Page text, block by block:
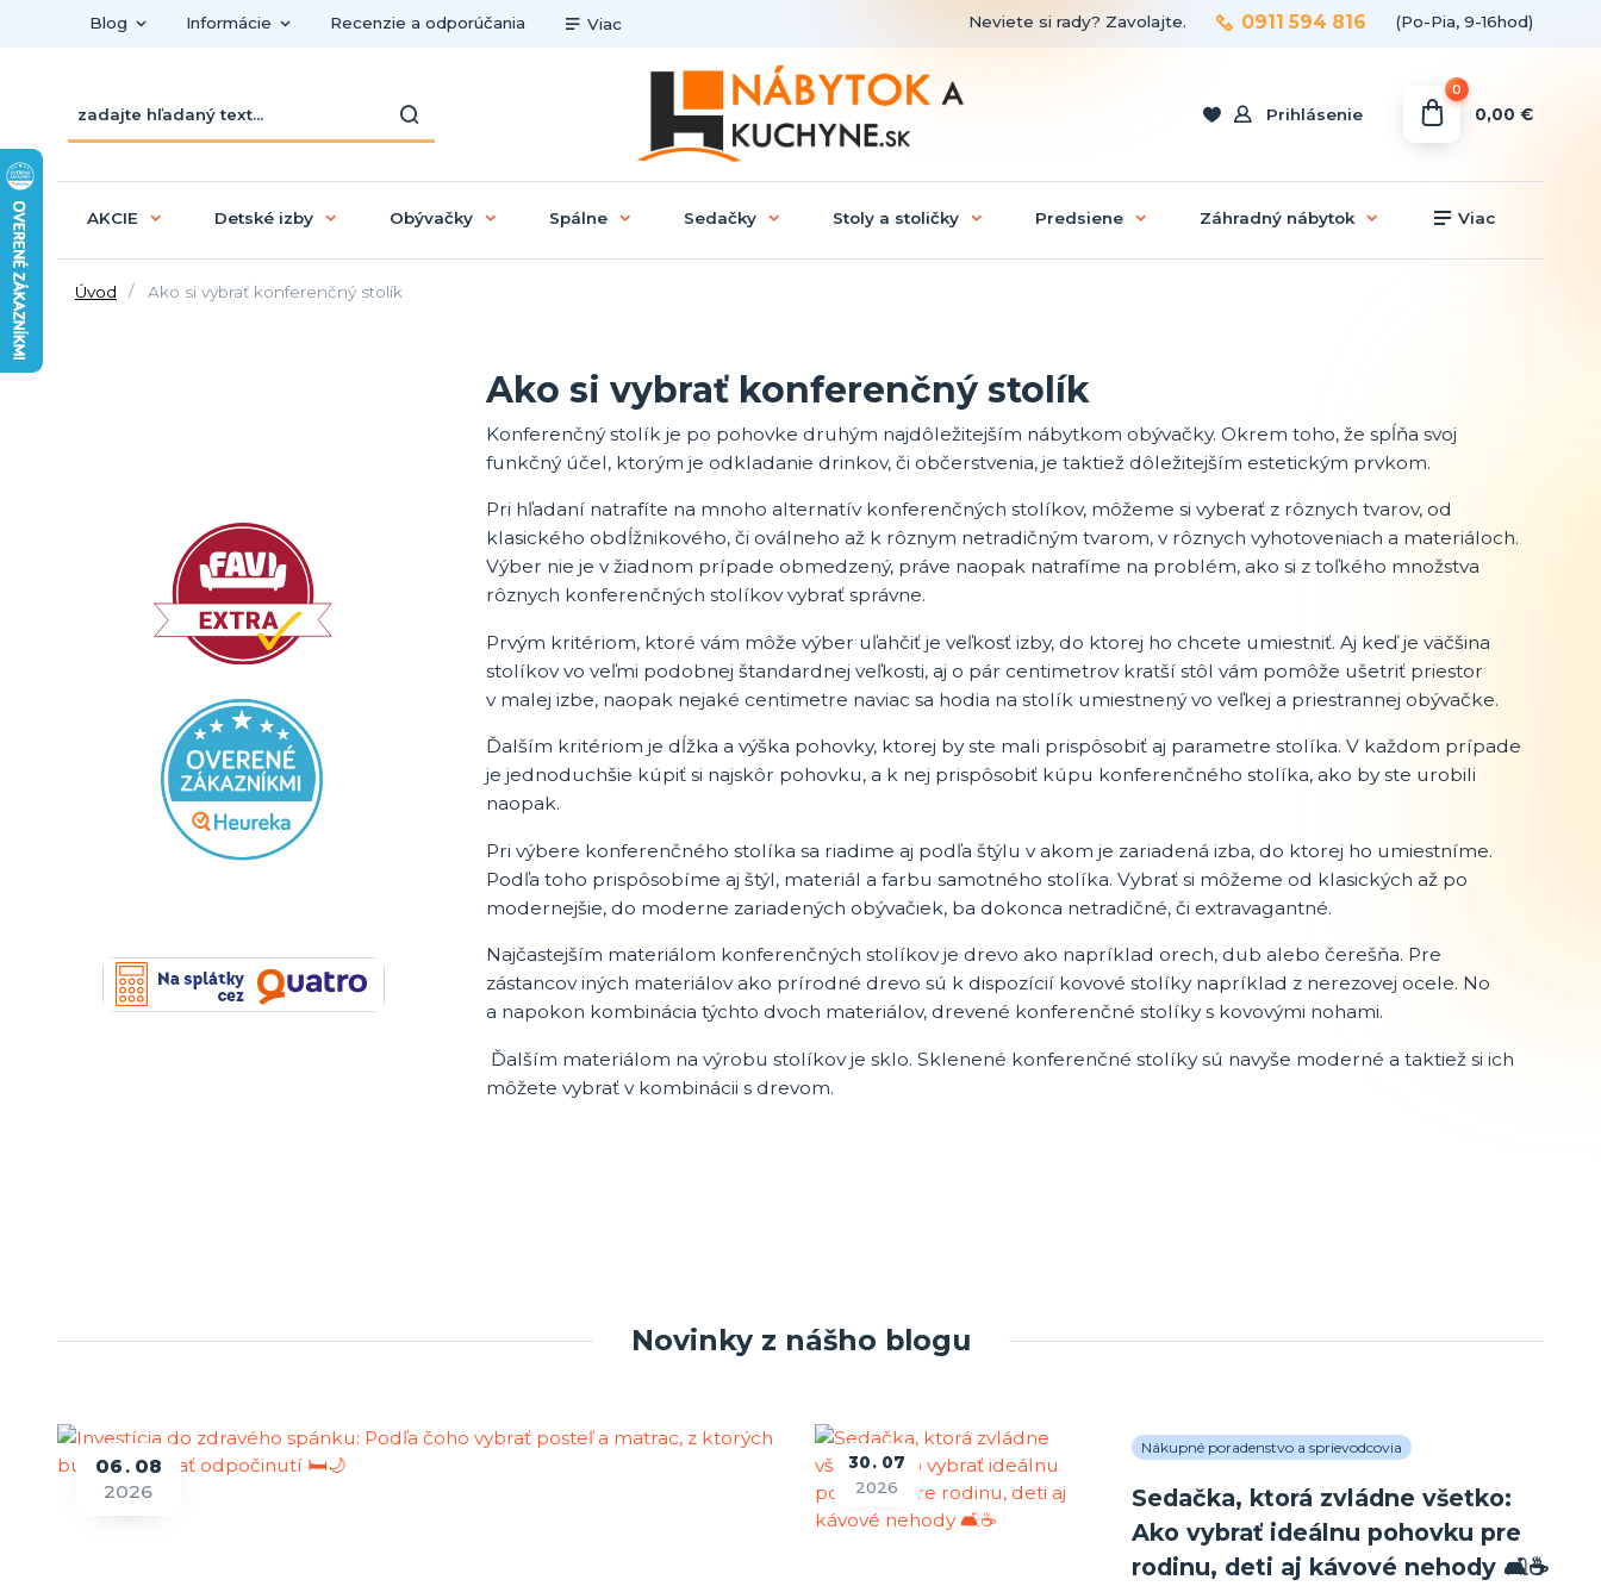
Blog Informácie Recenzie a odporúčania Viac
Prihlásenie
Neviete si rady? Zavolajte. 0911 594 816 (Po-Pia, 9-16hod)
0
0,00 €
AKCIE Detské izby Obývačky Spálne Sedačky Stoly a stoličky Predsiene Záhradný nábytok Viac
Úvod Ako si vybrať konferenčný stolík
Ako si vybrať konferenčný stolík
Konferenčný stolík je po pohovke druhým najdôležitejším nábytkom obývačky. Okrem toho, že spĺňa svoj
funkčný účel, ktorým je odkladanie drinkov, či občerstvenia, je taktiež dôležitejším estetickým prvkom.
Pri hľadaní natrafíte na mnoho alternatív konferenčných stolíkov, môžeme si vyberať z rôznych tvarov, od
klasického obdĺžnikového, či oválneho až k rôznym netradičným tvarom, v rôznych vyhotoveniach a materiáloch.
Výber nie je v žiadnom prípade obmedzený, práve naopak natrafíme na problém, ako si z toľkého množstva
rôznych konferenčných stolíkov vybrať správne.
Prvým kritériom, ktoré vám môže výber uľahčiť je veľkosť izby, do ktorej ho chcete umiestniť. Aj keď je väčšina
stolíkov vo veľmi podobnej štandardnej veľkosti, aj o pár centimetrov kratší stôl vám pomôže ušetriť priestor
v malej izbe, naopak nejaké centimetre naviac sa hodia na stolík umiestnený vo veľkej a priestrannej obývačke.
Ďalším kritériom je dĺžka a výška pohovky, ktorej by ste mali prispôsobiť aj parametre stolíka. V každom prípade
je jednoduchšie kúpiť si najskôr pohovku, a k nej prispôsobiť kúpu konferenčného stolíka, ako by ste urobili
naopak.
Pri výbere konferenčného stolíka sa riadime aj podľa štýlu v akom je zariadená izba, do ktorej ho umiestníme.
Podľa toho prispôsobíme aj štýl, materiál a farbu samotného stolíka. Vybrať si môžeme od klasických až po
modernejšie, do moderne zariadených obývačiek, ba dokonca netradičné, či extravagantné.
Najčastejším materiálom konferenčných stolíkov je drevo ako napríklad orech, dub alebo čerešňa. Pre
zástancov iných materiálov ako prírodné drevo sú k dispozícií kovové stolíky napríklad z nerezovej ocele. No
a napokon kombinácia týchto dvoch materiálov, drevené konferenčné stolíky s kovovými nohami.
Ďalším materiálom na výrobu stolíkov je sklo. Sklenené konferenčné stolíky sú navyše moderné a taktiež si ich
môžete vybrať v kombinácii s drevom.
Novinky z nášho blogu
06
08
2026
30
07
2026
Nákupné poradenstvo a sprievodcovia
Sedačka, ktorá zvládne všetko:
Ako vybrať ideálnu pohovku pre
rodinu, deti aj kávové nehody 🛋️☕